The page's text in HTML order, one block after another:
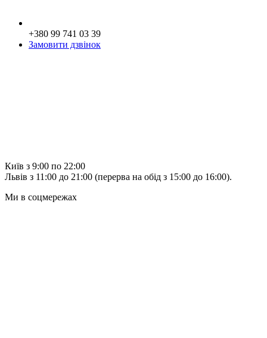
+380 99 741 03 39
Замовити дзвінок
Київ з 9:00 по 22:00
Львів з 11:00 до 21:00 (перерва на обід з 15:00 до 16:00).
Ми в соцмережах